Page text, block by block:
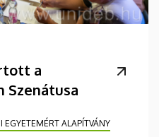
a
Szenátusa
EGYETEMÉRT ALAPÍTVÁNY